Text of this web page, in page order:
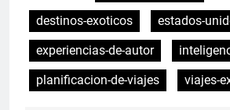
destinos-exoticos
estados-
experiencias-de-autor
planificacion-de-viajes
viajes-